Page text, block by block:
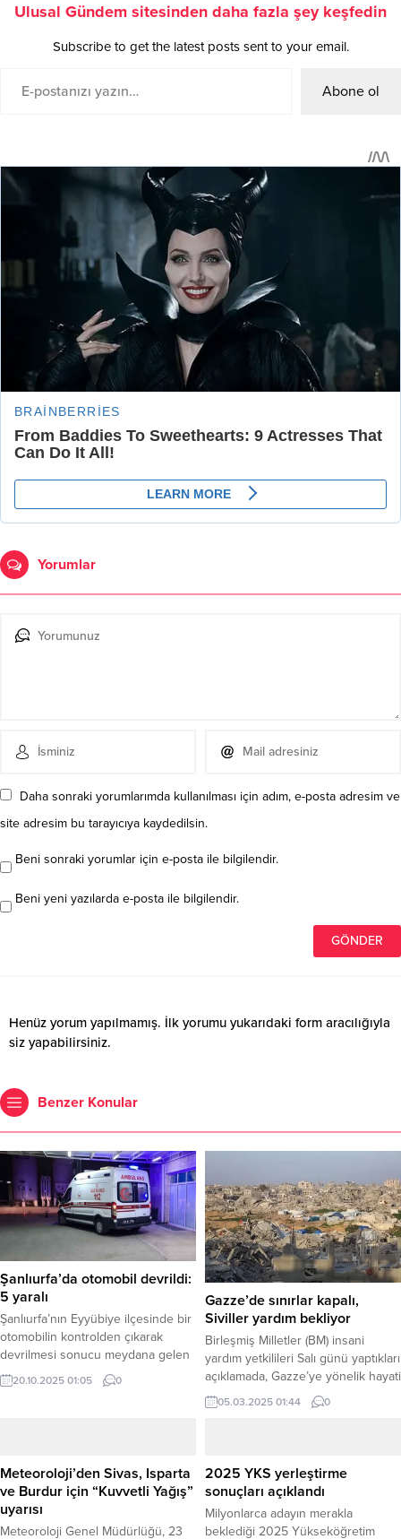
Ulusal Gündem sitesinden daha fazla şey keşfedin
Subscribe to get the latest posts sent to your email.
Abone ol
Yorumlar
Daha sonraki yorumlarımda kullanılması için adım, e-posta adresim ve
site adresim bu tarayıcıya kaydedilsin.
Beni sonraki yorumlar için e-posta ile bilgilendir.
Beni yeni yazılarda e-posta ile bilgilendir.
Henüz yorum yapılmamış. İlk yorumu yukarıdaki form aracılığıyla
siz yapabilirsiniz.
Benzer Konular
Şanlıurfa’da otomobil devrildi:
5 yaralı
Şanlıurfa’nın Eyyübiye ilçesinde bir
otomobilin kontrolden çıkarak
devrilmesi sonucu meydana gelen
trafik kazasında 5 kişi yaralandı.
Haber Merkezi – Kaza, Akabe
hakimiyetini kaybetmesi sonucu
kontrolden çıkarak devrildi. İhbar
üzerine kaza yerine çok sayıda
sağlık...
20.10.2025 01:05 0
Gazze’de sınırlar kapalı,
Siviller yardım bekliyor
Birleşmiş Milletler (BM) insani
yardım yetkilileri Salı günü yaptıkları
açıklamada, Gazze’ye yönelik hayati
önem taşıyan sınır kapılarının
kapanmasının, bölgede aylardır
hayatlarını ciddi şekilde tehlikeye
attığı uyarısında bulundu. BM
Sözcüsü Stéphane Dujarric, New
York’taki BM Genel Merkezi’nde
05.03.2025 01:44 0
Meteoroloji’den Sivas, Isparta
ve Burdur için “Kuvvetli Yağış”
uyarısı
Meteoroloji Genel Müdürlüğü, 23
2025 YKS yerleştirme
sonuçları açıklandı
Milyonlarca adayın merakla
beklediği 2025 Yükseköğretim